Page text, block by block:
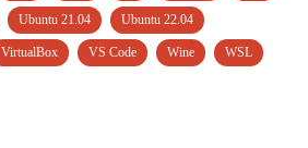
Ubuntu 21.04 Ubuntu 22.04
VirtualBox VS Code Wine WSL